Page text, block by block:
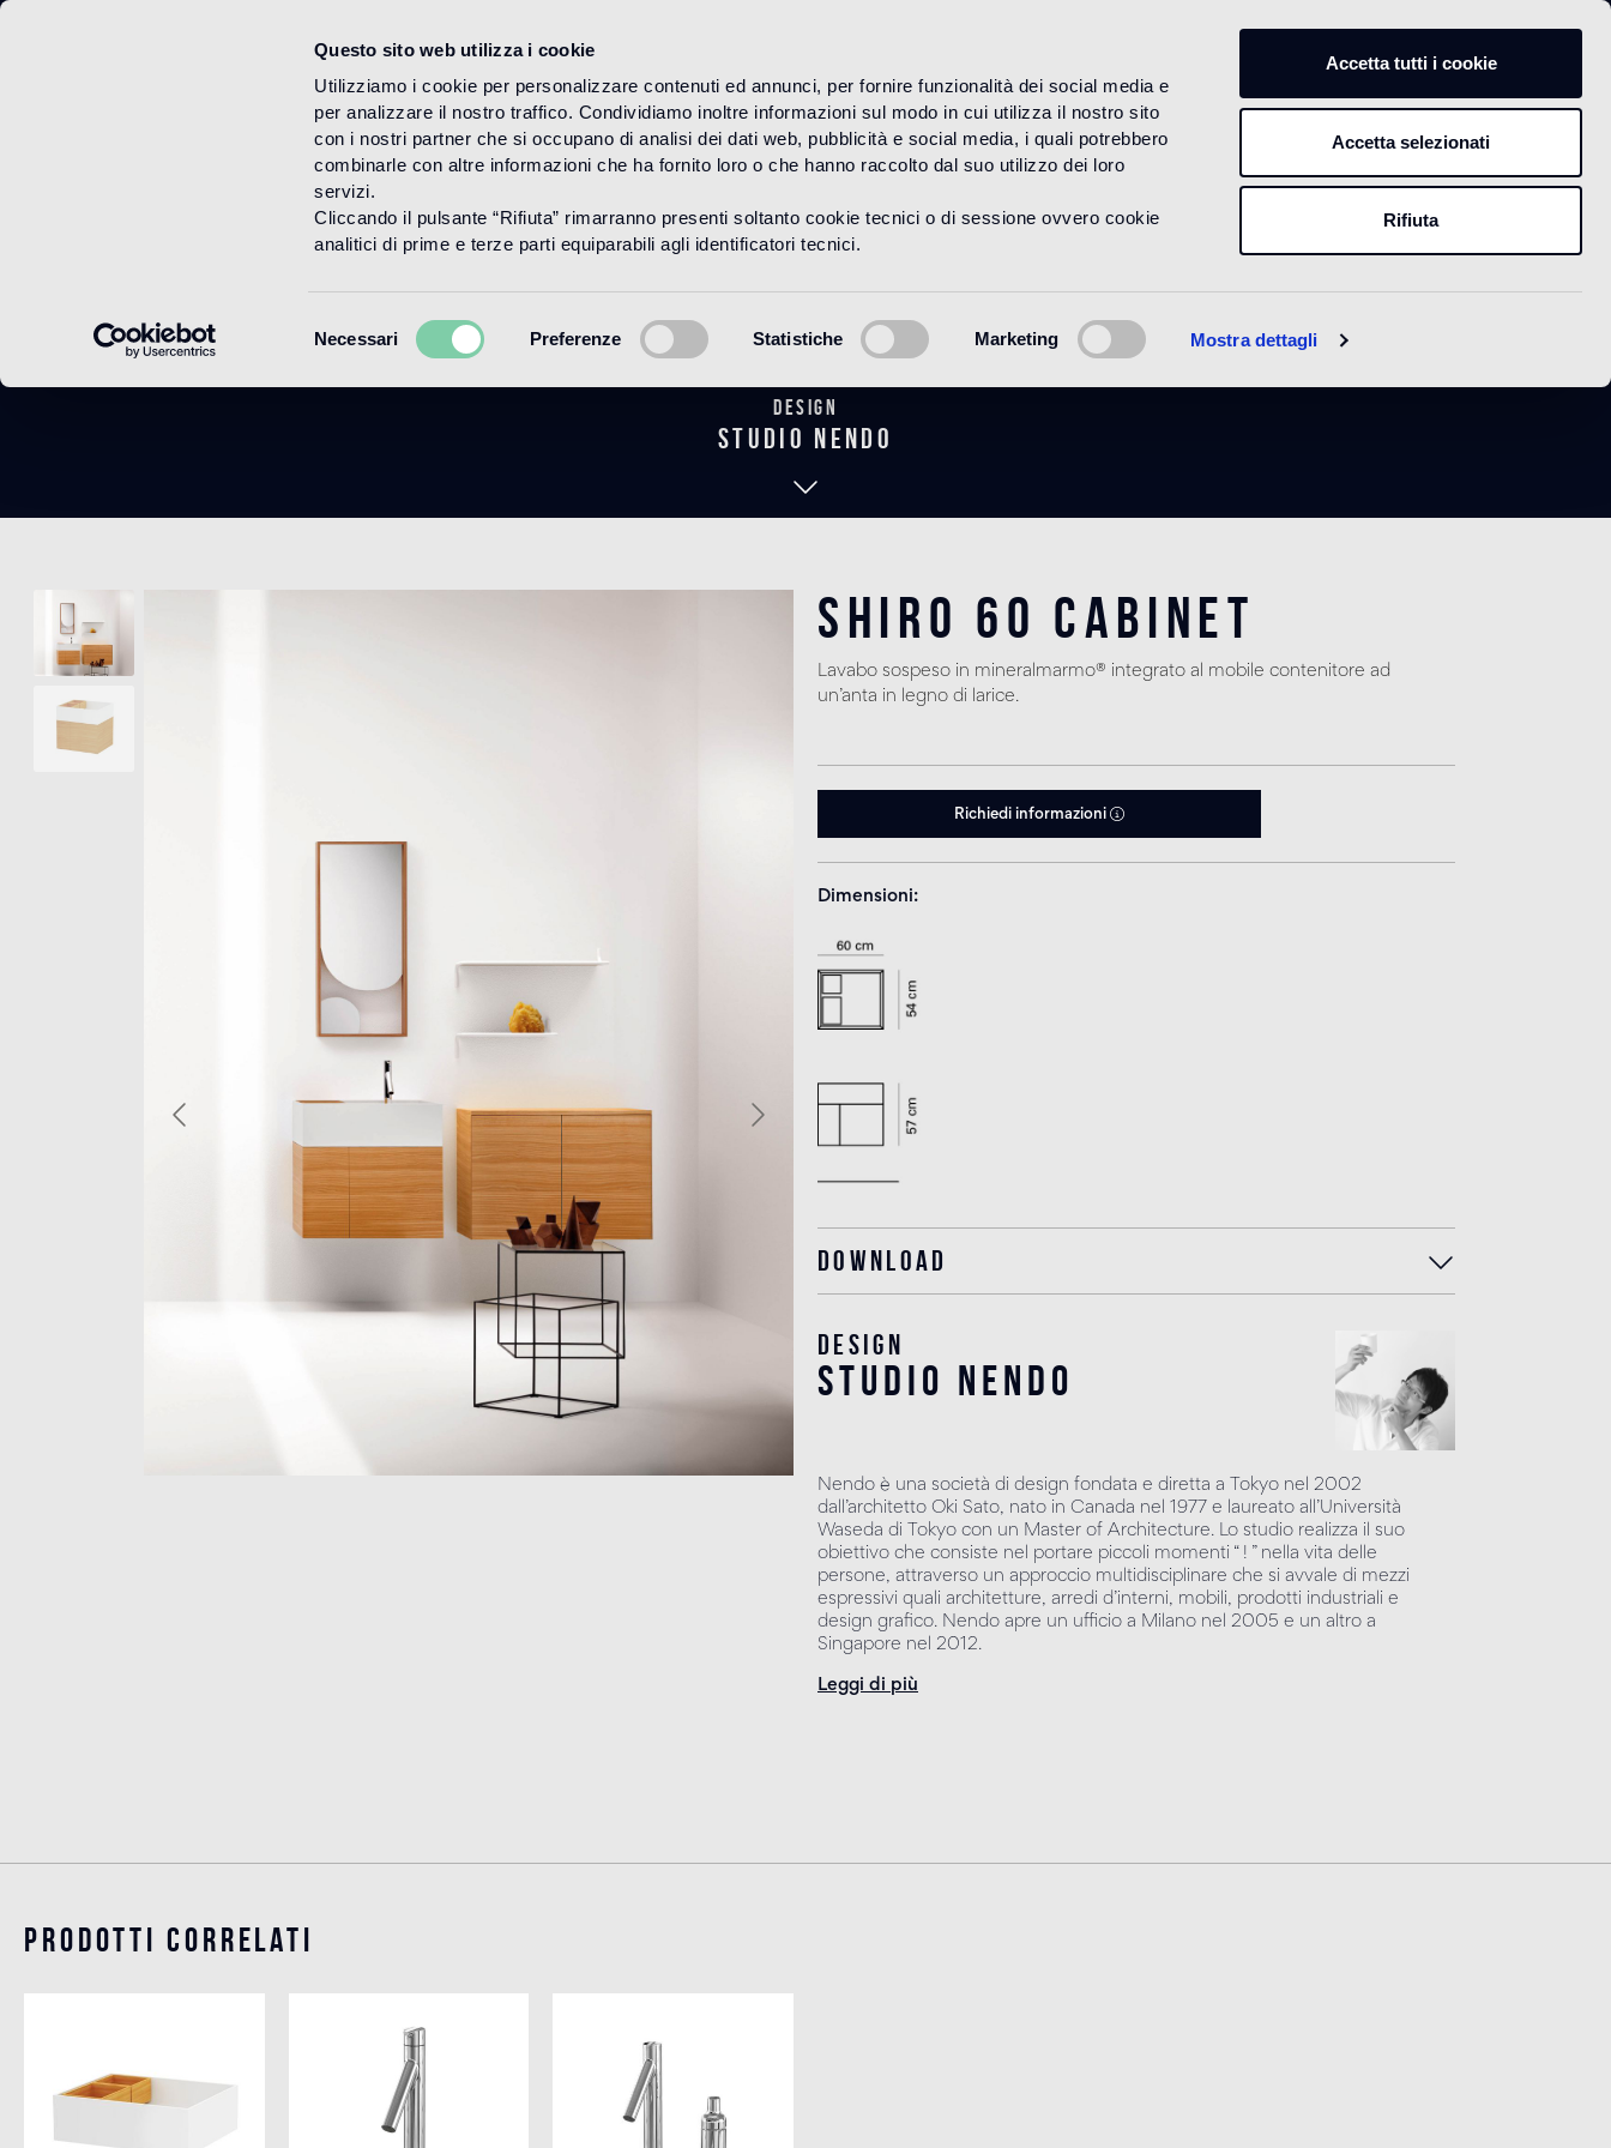
Questo sito web utilizza i cookie
Utilizziamo i cookie per personalizzare contenuti ed annunci, per fornire funzionalità dei social media e
per analizzare il nostro traffico. Condividiamo inoltre informazioni sul modo in cui utilizza il nostro sito
con i nostri partner che si occupano di analisi dei dati web, pubblicità e social media, i quali potrebbero
combinarle con altre informazioni che ha fornito loro o che hanno raccolto dal suo utilizzo dei loro
servizi.
Cliccando il pulsante “Rifiuta” rimarranno presenti soltanto cookie tecnici o di sessione ovvero cookie
analitici di prime e terze parti equiparabili agli identificatori tecnici.
del
Necessari Preferenze Statistiche Marketing Mostra dettagli
Accetta tutti i cookie
Accetta selezionati
Rifiuta
HOME PRODOTTI BAGNO THE NENDO COLLECTION
Shiro 60 Cabinet
Design
studio nendo
Shiro 60 Cabinet
Lavabo sospeso in mineralmarmo® integrato al mobile contenitore ad
un’anta in legno di larice.
Richiedi informazioni
Dimensioni
Download
Design
studio nendo
Nendo è una società di design fondata e diretta a Tokyo nel 2002
dall’architetto Oki Sato, nato in Canada nel 1977 e laureato all’Università
Waseda di Tokyo con un Master of Architecture. Lo studio realizza il suo
obiettivo che consiste nel portare piccoli momenti “ ! ” nella vita delle
persone, attraverso un approccio multidisciplinare che si avvale di mezzi
espressivi quali architetture, arredi d’interni, mobili, prodotti industriali e
design grafico. Nendo apre un ufficio a Milano nel 2005 e un altro a
Singapore nel 2012.
Leggi di più
Prodotti Correlati